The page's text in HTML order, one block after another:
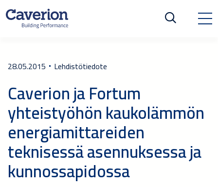
28.05.2015 Lehdistötiedote
Caverion ja Fortum
yhteistyöhön kaukolämmön
energiamittareiden
teknisessä asennuksessa ja
kunnossapidossa